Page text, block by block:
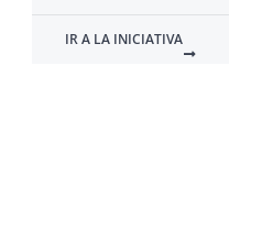
IR A LA INICIATIVA